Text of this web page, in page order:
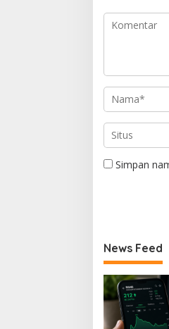
Simpan
News Feed